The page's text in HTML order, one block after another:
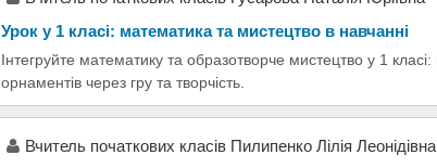
Урок у 1 класі: математика та мистецтво в навчанні
Інтегруйте математику та образотворче мистецтво у 1
орнаментів через гру та творчість.
Вчитель початкових класів Пилипенко Лілія Леонідівна